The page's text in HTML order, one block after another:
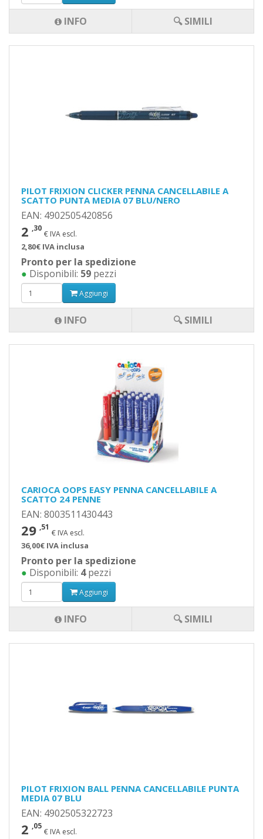
PILOT FRIXION BALL PENNA CANCELLABILE PUNTA
MEDIA 07 BLU
EAN: 4902505322723
2 ,05
€ IVA escl.
INFO 🔍 SIMILI
PILOT FRIXION CLICKER PENNA CANCELLABILE A
SCATTO PUNTA MEDIA 07 BLU/NERO
EAN: 4902505420856
2 ,30
€ IVA escl.
2,80€ IVA inclusa
Pronto per la spedizione
● Disponibili: 59 pezzi
Aggiungi
INFO 🔍 SIMILI
CARIOCA OOPS EASY PENNA CANCELLABILE A
SCATTO 24 PENNE
EAN: 8003511430443
29 ,51
€ IVA escl.
36,00€ IVA inclusa
Pronto per la spedizione
● Disponibili: 4pezzi
Aggiungi
INFO 🔍 SIMILI